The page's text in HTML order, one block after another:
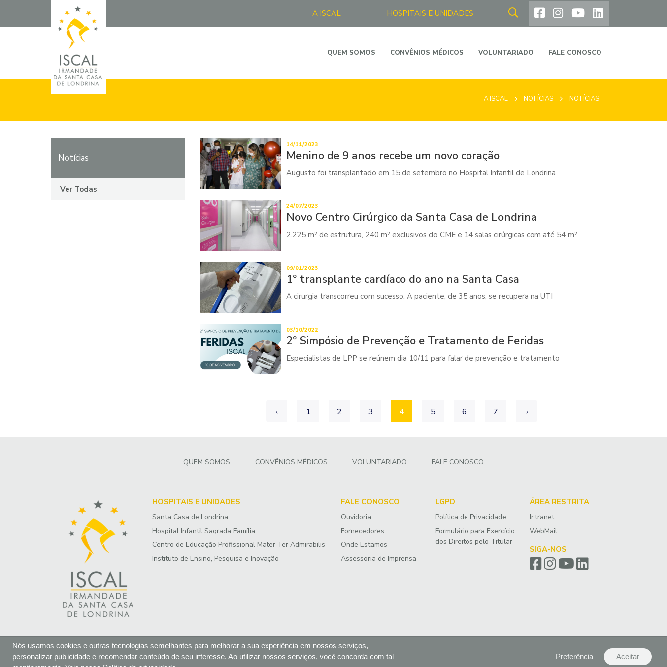
A ISCAL HOSPITAIS E UNIDADES
QUEM SOMOS CONVÊNIOS MÉDICOS VOLUNTARIADO FALE CONOSCO
A ISCAL NOTÍCIAS NOTÍCIAS
Notícias
Ver Todas
14/11/2023
Menino de 9 anos recebe um novo coração
Augusto foi transplantado em 15 de setembro no Hospital Infantil de Londrina
24/07/2023
Novo Centro Cirúrgico da Santa Casa de Londrina
2.225 m² de estrutura, 240 m² exclusivos do CME e 14 salas cirúrgicas com até 54 m²
09/01/2023
1º transplante cardíaco do ano na Santa Casa
A cirurgia transcorreu com sucesso. A paciente, de 35 anos, se recupera na UTI
03/10/2022
2º Simpósio de Prevenção e Tratamento de Feridas
Especialistas de LPP se reúnem dia 10/11 para falar de prevenção e tratamento
‹ 1 2 3 4 5 6 7 ›
QUEM SOMOS CONVÊNIOS MÉDICOS VOLUNTARIADO FALE CONOSCO
HOSPITAIS E UNIDADES
Santa Casa de Londrina
Hospital Infantil Sagrada Família
Centro de Educação Profissional Mater Ter Admirabilis
Instituto de Ensino, Pesquisa e Inovação
FALE CONOSCO
Ouvidoria
Fornecedores
Onde Estamos
Assessoria de Imprensa
LGPD
Política de Privacidade
Formulário para Exercício
dos Direitos pelo Titular
ÁREA RESTRITA
Intranet
WebMail
SIGA-NOS
Desenvolvido porWebee
Opções de cookies
Nós usamos cookies e outras tecnologias semelhantes para melhorar a sua experiência em nossos serviços,
personalizar publicidade e recomendar conteúdo de seu interesse. Ao utilizar nossos serviços, você concorda com tal
Preferência Aceitar